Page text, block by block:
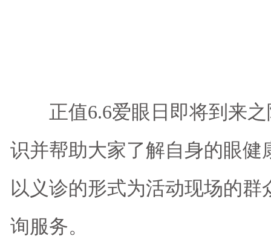
正值6.6爱眼日即将到来之
识并帮助大家了解自身的眼
以义诊的形式为活动现场的
询服务。